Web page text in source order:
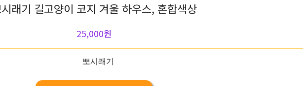
래기 길고양이 코지 겨울 하우스, 혼합색상
25,000원